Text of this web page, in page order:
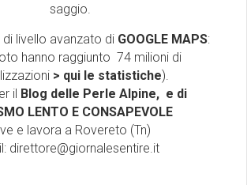
saggio.
di livello avanzato di GOOGLE MAPS:
hanno raggiunto 74 milioni di
> qui le statistiche).
il Blog delle Perle Alpine, e di
LENTO E CONSAPEVOLE
e lavora a Rovereto (Tn)
direttore@giornalesentire.it